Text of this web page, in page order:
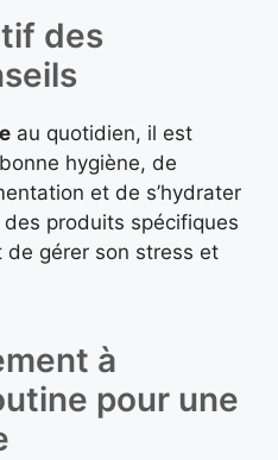
des
au quotidien, il est
hygiène, de
et de s’hydrater
produits spécifiques
de gérer son stress et
à
pour une